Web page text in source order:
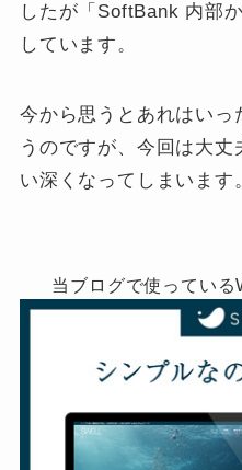
したが「SoftBank 内部
しています。
今から思うとあれはいっ
うのですが、今回は大
い深くなってしまいます
当ブログで使っている